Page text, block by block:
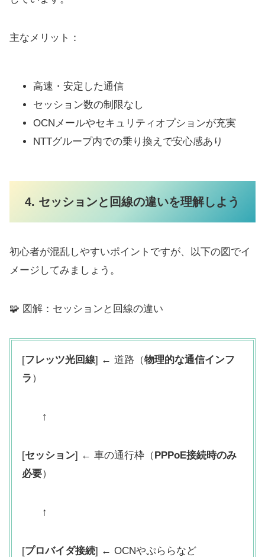
主なメリット：
高速・安定した通信
セッション数の制限なし
OCNメールやセキュリティオプションが充実
NTTグループ内での乗り換えで安心感あり
4. セッションと回線の違いを理解しよう
初心者が混乱しやすいポイントですが、以下の図でイ
メージしてみましょう。
🧩 図解：セッションと回線の違い
[フレッツ光回線] ← 道路（物理的な通信インフ
ラ ）
↑
[セッション] ← 車の通行枠（PPPoE接続時のみ
必要）
↑
[プロバイダ接続] ← OCNやぷららなど